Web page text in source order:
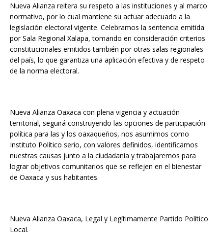
Nueva Alianza reitera su respeto a las instituciones y al marco
normativo, por lo cual mantiene su actuar adecuado a la
legislación electoral vigente. Celebramos la sentencia emitida
por Sala Regional Xalapa, tomando en consideración criterios
constitucionales emitidos también por otras salas regionales
del país, lo que garantiza una aplicación efectiva y de respeto
de la norma electoral.
Nueva Alianza Oaxaca con plena vigencia y actuación
territorial, seguirá construyendo las opciones de participación
política para las y los oaxaqueños, nos asumimos como
Instituto Político serio, con valores definidos, identificamos
nuestras causas junto a la ciudadanía y trabajaremos para
lograr objetivos comunitarios que se reflejen en el bienestar
de Oaxaca y sus habitantes.
Nueva Alianza Oaxaca, Legal y Legítimamente Partido Político
Local.